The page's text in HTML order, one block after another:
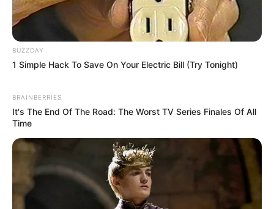
BUZZDAY
1 Simple Hack To Save On Your Electric Bill (Try Tonight)
BRAINBERRIES
It's The End Of The Road: The Worst TV Series Finales Of All
Time